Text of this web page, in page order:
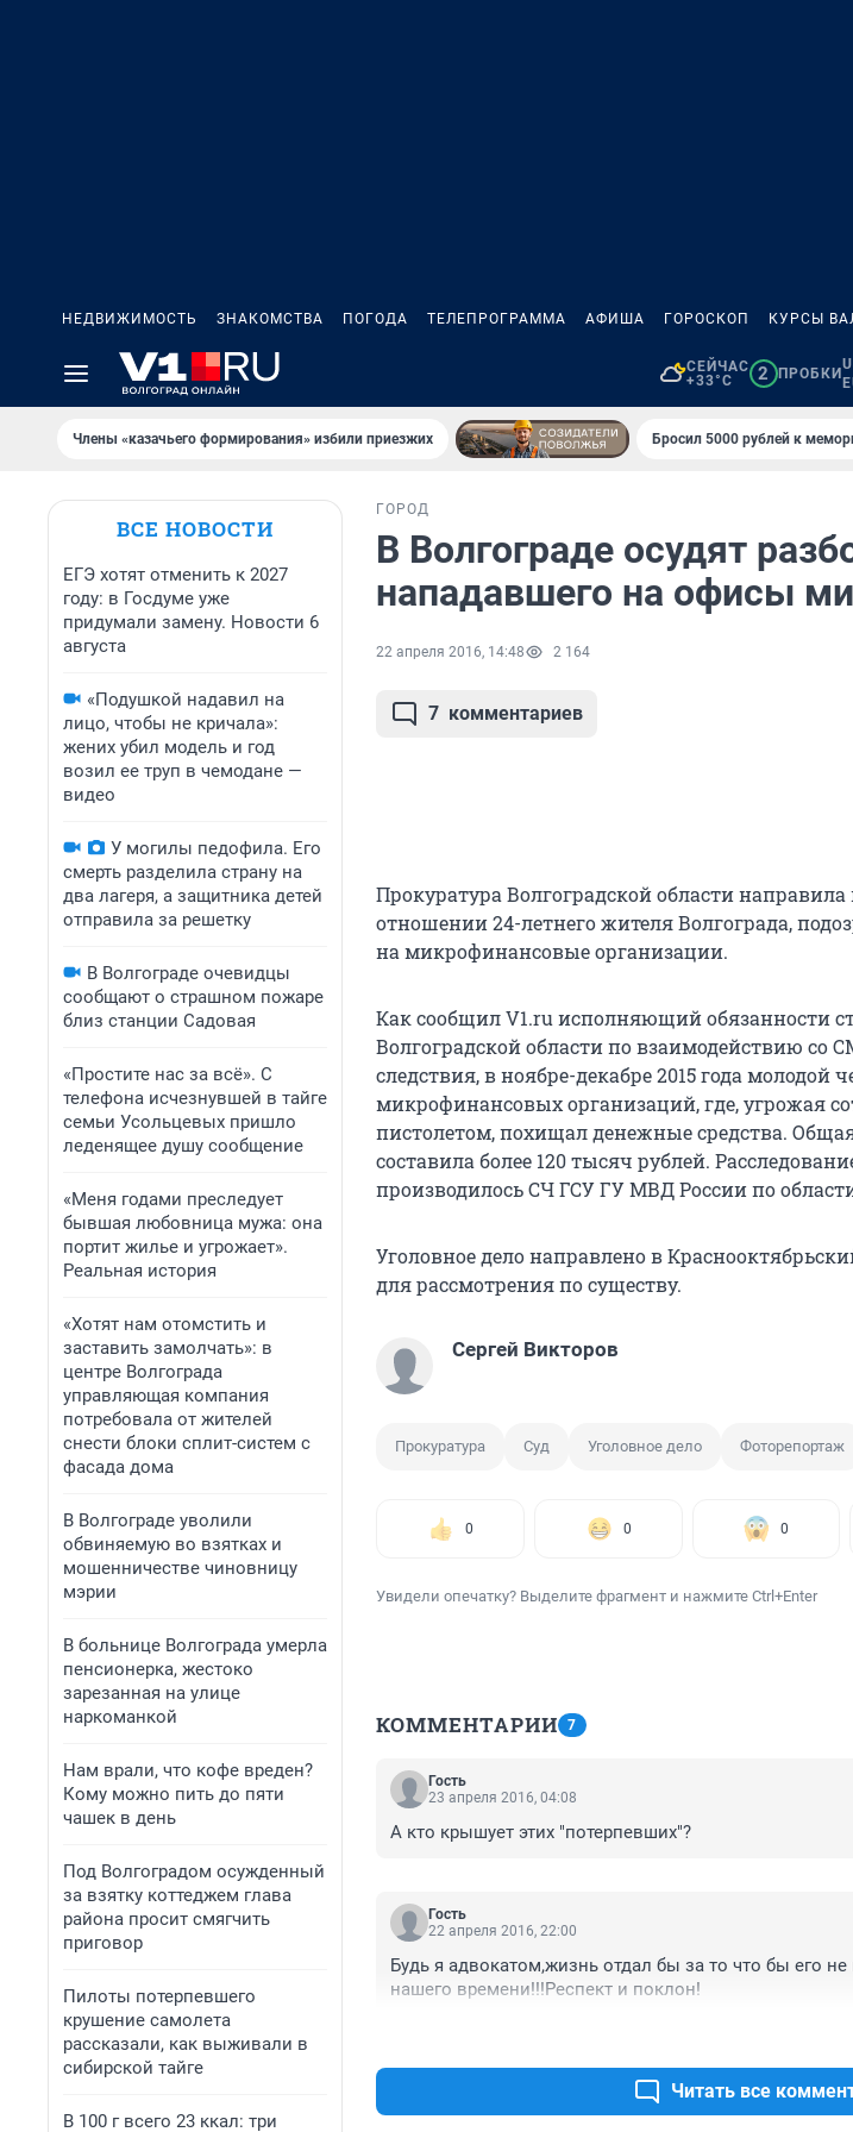
НЕДВИЖИМОСТЬ ЗНАКОМСТВА ПОГОДА ТЕЛЕПРОГРАММА АФИША ГОРОСКОП КУРСЫ
СЕЙЧАС
+33°C
2 ПРОБКИ
Члены «казачьего формирования» избили приезжих Бросил 5000 рублей к
ВСЕ НОВОСТИ
ЕГЭ хотят отменить к 2027
году: в Госдуме уже
придумали замену. Новости 6
августа
«Подушкой надавил на
лицо, чтобы не кричала»:
жених убил модель и год
возил ее труп в чемодане —
видео
У могилы педофила. Его
смерть разделила страну на
два лагеря, а защитника детей
отправила за решетку
В Волгограде очевидцы
сообщают о страшном пожаре
близ станции Садовая
«Простите нас за всё». С
телефона исчезнувшей в тайге
семьи Усольцевых пришло
леденящее душу сообщение
«Меня годами преследует
бывшая любовница мужа: она
портит жилье и угрожает».
Реальная история
«Хотят нам отомстить и
заставить замолчать»: в
центре Волгограда
управляющая компания
потребовала от жителей
снести блоки сплит-систем с
фасада дома
В Волгограде уволили
обвиняемую во взятках и
мошенничестве чиновницу
мэрии
В больнице Волгограда умерла
пенсионерка, жестоко
зарезанная на улице
наркоманкой
Нам врали, что кофе вреден?
Кому можно пить до пяти
чашек в день
Под Волгоградом осужденный
за взятку коттеджем глава
района просит смягчить
приговор
Пилоты потерпевшего
крушение самолета
рассказали, как выживали в
сибирской тайге
В 100 г всего 23 ккал: три
ГОРОД
В Волгограде осудят
нападавшего на офисы
22 апреля 2016, 14:48 2 164
7 комментариев
Прокуратура Волгоградской области направила
отношении 24-летнего жителя Волгограда,
на микрофинансовые организации.
Как сообщил V1.ru исполняющий обязанности
Волгоградской области по взаимодействию со
следствия, в ноябре-декабре 2015 года молодой
микрофинансовых организаций, где, угрожая
пистолетом, похищал денежные средства.
составила более 120 тысяч рублей.
производилось СЧ ГСУ ГУ МВД России по
Уголовное дело направлено в
для рассмотрения по существу.
Сергей Викторов
Прокуратура Суд Уголовное дело Фоторепортаж
0 0 0
Увидели опечатку? Выделите фрагмент и нажмите Ctrl+Enter
КОММЕНТАРИИ 7
Гость
23 апреля 2016, 04:08
А кто крышует этих "потерпевших"?
Гость
22 апреля 2016, 22:00
Будь я адвокатом,жизнь отдал бы за то что бы его
нашего времени!!!Респект и поклон!
Читать все